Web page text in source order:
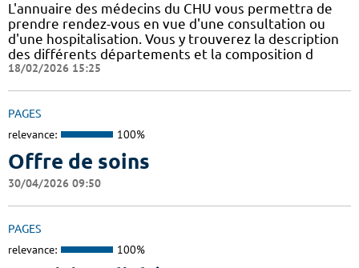
L'annuaire des médecins du CHU vous permettra de
prendre rendez-vous en vue d'une consultation ou
d'une hospitalisation. Vous y trouverez la description
des différents départements et la composition d
18/02/2026 15:25
PAGES
relevance: 100%
Offre de soins
30/04/2026 09:50
PAGES
relevance: 100%